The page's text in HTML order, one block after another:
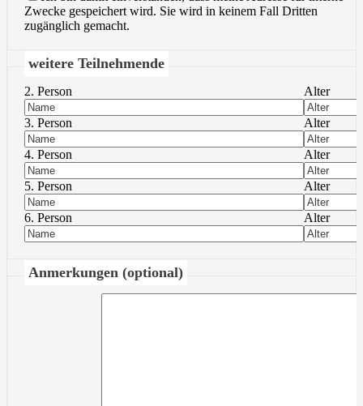
Zwecke gespeichert wird. Sie wird in keinem Fall Dritten
zugänglich gemacht.
weitere Teilnehmende
2. Person Alter
3. Person Alter
4. Person Alter
5. Person Alter
6. Person Alter
Anmerkungen (optional)